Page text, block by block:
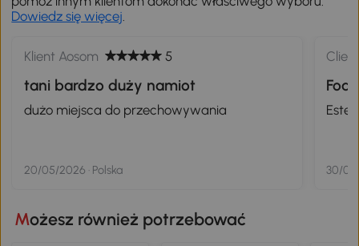
Dowiedz się więcej.
Klient Aosom 5
tani bardzo duży namiot
dużo miejsca do przechowywania
20/05/2026 · Polska
Este
30/
Możesz również potrzebować